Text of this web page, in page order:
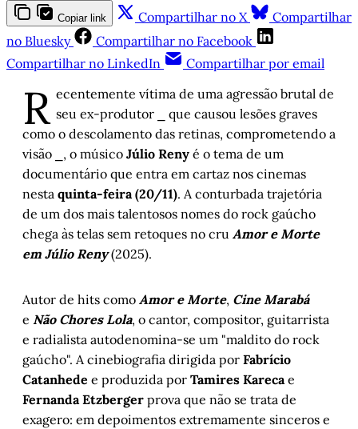
Copiar link Compartilhar no X
Compartilhar
no Bluesky
Compartilhar no Facebook
Compartilhar no LinkedIn
Compartilhar por email
R ecentemente vítima de uma agressão brutal de
seu ex-produtor ⎯ que causou lesões graves
como o descolamento das retinas, comprometendo a
visão ⎯, o músico Júlio Reny é o tema de um
documentário que entra em cartaz nos cinemas
nesta quinta-feira (20/11). A conturbada trajetória
de um dos mais talentosos nomes do rock gaúcho
chega às telas sem retoques no cru Amor e Morte
em Júlio Reny(2025).
Autor de hits como Amor e Morte, Cine Marabá
e Não Chores Lola, o cantor, compositor, guitarrista
e radialista autodenomina-se um "maldito do rock
gaúcho". A cinebiografia dirigida por Fabrício
Catanhede e produzida por Tamires Karecae
Fernanda Etzberger prova que não se trata de
exagero: em depoimentos extremamente sinceros e